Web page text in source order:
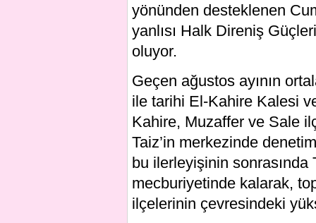
yönünden desteklenen
yanlısı Halk Direniş
oluyor.
Geçen ağustos ayının
ile tarihi El-Kahire Kalesi
Kahire, Muzaffer ve Sale
Taiz’in merkezinde
bu ilerleyişinin sonrasında
mecburiyetinde kalarak,
ilçelerinin çevresindeki